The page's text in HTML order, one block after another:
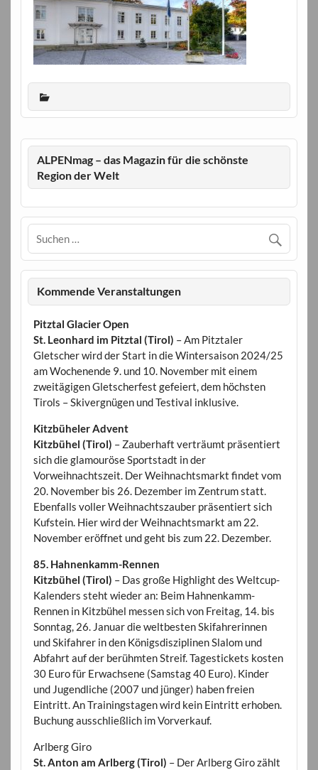
ALPENmag – das Magazin für die schönste
Region der Welt
Kommende Veranstaltungen
Pitztal Glacier Open
St. Leonhard im Pitztal (Tirol) – Am Pitztaler
Gletscher wird der Start in die Wintersaison 2024/25
am Wochenende 9. und 10. November mit einem
zweitägigen Gletscherfest gefeiert, dem höchsten
Tirols – Skivergnügen und Testival inklusive.
Kitzbüheler Advent
Kitzbühel (Tirol) – Zauberhaft verträumt präsentiert
sich die glamouröse Sportstadt in der
Vorweihnachtszeit. Der Weihnachtsmarkt findet vom
20. November bis 26. Dezember im Zentrum statt.
Ebenfalls voller Weihnachtszauber präsentiert sich
Kufstein. Hier wird der Weihnachtsmarkt am 22.
November eröffnet und geht bis zum 22. Dezember.
85. Hahnenkamm-Rennen
Kitzbühel (Tirol) – Das große Highlight des Weltcup-
Kalenders steht wieder an: Beim Hahnenkamm-
Rennen in Kitzbühel messen sich von Freitag, 14. bis
Sonntag, 26. Januar die weltbesten Skifahrerinnen
und Skifahrer in den Königsdisziplinen Slalom und
Abfahrt auf der berühmten Streif. Tagestickets kosten
30 Euro für Erwachsene (Samstag 40 Euro). Kinder
und Jugendliche (2007 und jünger) haben freien
Eintritt. An Trainingstagen wird kein Eintritt erhoben.
Buchung ausschließlich im Vorverkauf.
Arlberg Giro
St. Anton am Arlberg (Tirol) – Der Arlberg Giro zählt